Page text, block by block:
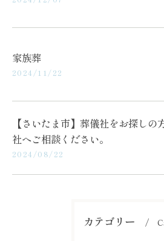
家族葬
2024/11/22
【さいたま市】葬儀社をお探しの
社へご相談ください。
2024/08/22
カテゴリー